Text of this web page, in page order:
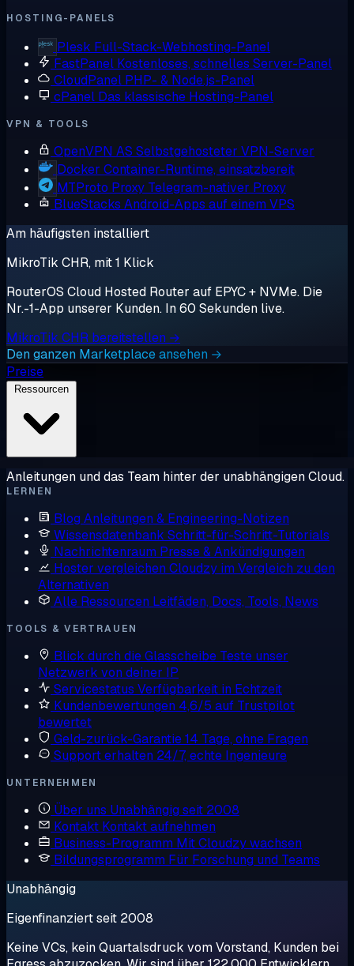
HOSTING-PANELS
Plesk Full-Stack-Webhosting-Panel
FastPanel Kostenloses, schnelles Server-Panel
CloudPanel PHP- & Node.js-Panel
cPanel Das klassische Hosting-Panel
VPN & TOOLS
OpenVPN AS Selbstgehosteter VPN-Server
Docker Container-Runtime, einsatzbereit
MTProto Proxy Telegram-nativer Proxy
BlueStacks Android-Apps auf einem VPS
Am häufigsten installiert
MikroTik CHR, mit 1 Klick
RouterOS Cloud Hosted Router auf EPYC + NVMe. Die
Nr.-1-App unserer Kunden. In 60 Sekunden live.
MikroTik CHR bereitstellen →
Den ganzen Marketplace ansehen →
Preise
Anleitungen und das Team hinter der unabhängigen Cloud.
LERNEN
Blog Anleitungen & Engineering-Notizen
Wissensdatenbank Schritt-für-Schritt-Tutorials
Nachrichtenraum Presse & Ankündigungen
Hoster vergleichen Cloudzy im Vergleich zu den
Alternativen
Alle Ressourcen Leitfäden, Docs, Tools, News
TOOLS & VERTRAUEN
Blick durch die Glasscheibe Teste unser
Netzwerk von deiner IP
Servicestatus Verfügbarkeit in Echtzeit
Kundenbewertungen 4,6/5 auf Trustpilot
bewertet
Geld-zurück-Garantie14 Tage, ohne Fragen
Support erhalten 24/7, echte Ingenieure
UNTERNEHMEN
Über uns Unabhängig seit 2008
Kontakt Kontakt aufnehmen
Business-Programm Mit Cloudzy wachsen
Bildungsprogramm Für Forschung und Teams
Unabhängig
Eigenfinanziert seit 2008
Keine VCs, kein Quartalsdruck vom Vorstand, Kunden bei